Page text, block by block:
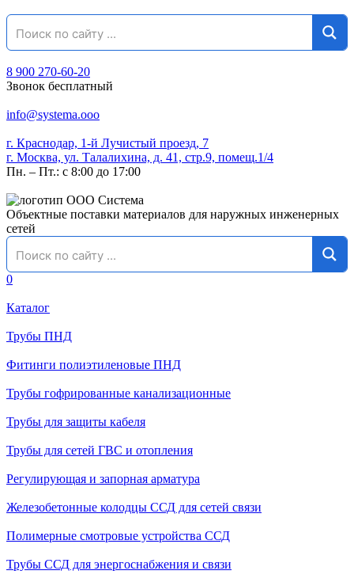
8 900 270-60-20
Звонок бесплатный
info@systema.ooo
г. Краснодар, 1-й Лучистый проезд, 7
г. Москва, ул. Талалихина, д. 41, стр.9, помещ.1/4
Пн. – Пт.: с 8:00 до 17:00
Объектные поставки материалов для наружных инженерных
сетей
0
Каталог
Трубы ПНД
Фитинги полиэтиленовые ПНД
Трубы гофрированные канализационные
Трубы для защиты кабеля
Трубы для сетей ГВС и отопления
Регулирующая и запорная арматура
Железобетонные колодцы ССД для сетей связи
Полимерные смотровые устройства ССД
Трубы ССД для энергоснабжения и связи